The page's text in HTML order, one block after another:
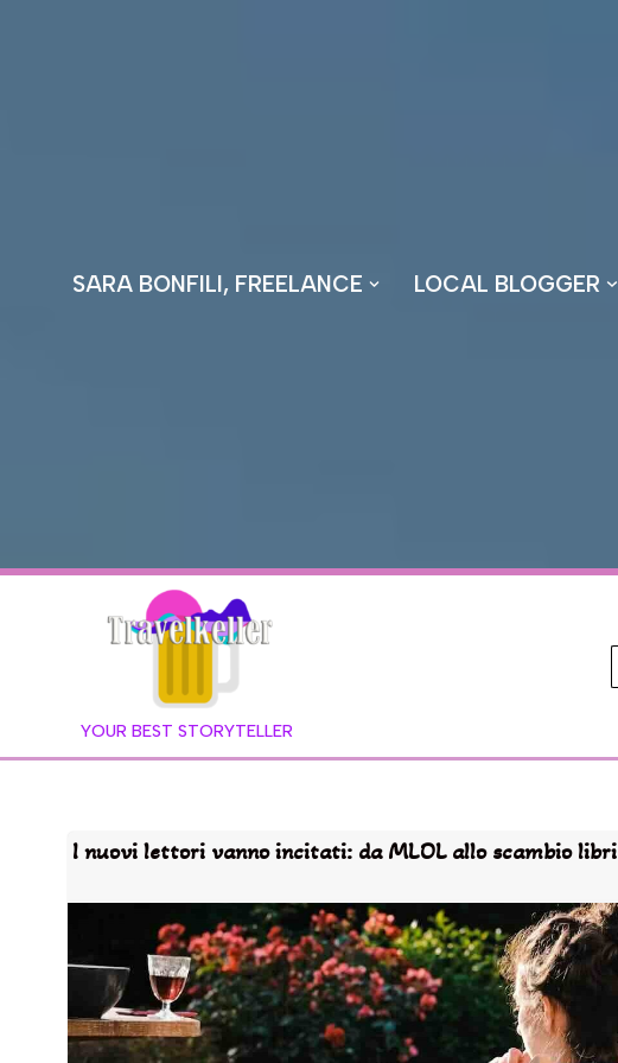
SARA BONFILI, FREELANCE LOCAL BLOGGER
YOUR BEST STORYTELLER
I nuovi lettori vanno incitati: da MLOL allo scambio libri